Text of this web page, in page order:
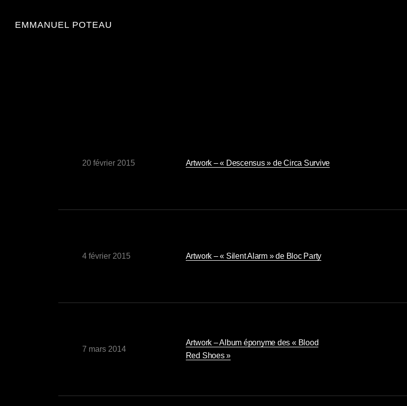
EMMANUEL POTEAU
20 février 2015 Artwork – « Descensus » de Circa Survive
4 février 2015 Artwork – « Silent Alarm » de Bloc Party
7 mars 2014
Artwork – Album éponyme des « Blood
Red Shoes »